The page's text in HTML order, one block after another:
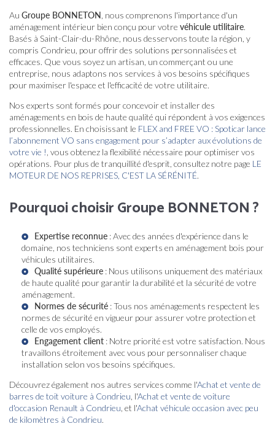
Au Groupe BONNETON , nous comprenons l'importance d'un
aménagement intérieur bien conçu pour votre véhicule utilitaire.
Basés à Saint-Clair-du-Rhône, nous desservons toute la région, y
compris Condrieu, pour offrir des solutions personnalisées et
efficaces. Que vous soyez un artisan, un commerçant ou une
entreprise, nous adaptons nos services à vos besoins spécifiques
pour maximiser l'espace et l'efficacité de votre utilitaire.
Nos experts sont formés pour concevoir et installer des
aménagements en bois de haute qualité qui répondent à vos exigences
professionnelles. En choisissant le FLEX and FREE VO : Spoticar lance
l’abonnement VO sans engagement pour s’adapter aux évolutions de
votre vie ! , vous obtenez la flexibilité nécessaire pour optimiser vos
opérations. Pour plus de tranquillité d'esprit, consultez notre page LE
MOTEUR DE NOS REPRISES, C'EST LA SÉRÉNITÉ.
Pourquoi choisir Groupe BONNETON ?
Expertise reconnue : Avec des années d'expérience dans le
domaine, nos techniciens sont experts en aménagement bois pour
véhicules utilitaires.
Qualité supérieure : Nous utilisons uniquement des matériaux
de haute qualité pour garantir la durabilité et la sécurité de votre
aménagement.
Normes de sécurité : Tous nos aménagements respectent les
normes de sécurité en vigueur pour assurer votre protection et
celle de vos employés.
Engagement client : Notre priorité est votre satisfaction. Nous
travaillons étroitement avec vous pour personnaliser chaque
installation selon vos besoins spécifiques.
Découvrez également nos autres services comme l'Achat et vente de
barres de toit voiture à Condrieu , l'Achat et vente de voiture
d'occasion Renault à Condrieu , et l'Achat véhicule occasion avec peu
de kilomètres à Condrieu.